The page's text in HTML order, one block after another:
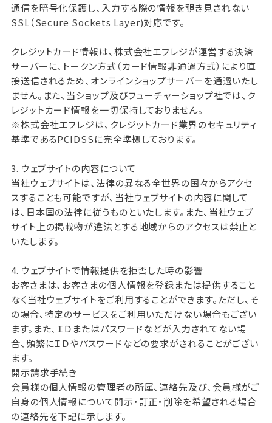
通信を暗号化保護し、入力する際の情報を覗き見されない
SSL（Secure Sockets Layer)対応です。
クレジットカード情報は、株式会社エフレジが運営する決済
サーバーに、トークン方式（カード情報非通過方式）により直
接送信されるため、オンラインショップサーバーを通過いたし
ません。また、当ショップ及びフューチャーショップ社では、ク
レジットカード情報を一切保持しておりません。
※株式会社エフレジは、クレジットカード業界のセキュリティ
基準であるPCIDSSに完全準拠しております。
3. ウェブサイトの内容について
当社ウェブサイトは、法律の異なる全世界の国々からアクセ
スすることも可能ですが、当社ウェブサイトの内容に関して
は、日本国の法律に従うものといたします。また、当社ウェブ
サイト上の掲載物が違法とする地域からのアクセスは禁止と
いたします。
4. ウェブサイトで情報提供を拒否した時の影響
お客さまは、お客さまの個人情報を登録または提供すること
なく当社ウェブサイトをご利用することができます。ただし、そ
の場合、特定のサービスをご利用いただけない場合もござい
ます。また、ＩＤまたはパスワードなどが入力されてない場
合、頻繁にＩＤやパスワードなどの要求がされることがござい
ます。
開示請求手続き
会員様の個人情報の管理者の所属、連絡先及び、会員様がご
自身の個人情報について開示・訂正・削除を希望される場合
の連絡先を下記に示します。